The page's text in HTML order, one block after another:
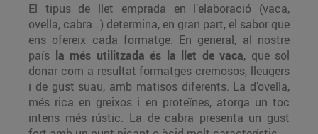
El tipus de llet emprada en l’elaboració (vaca,
ovella, cabra…) determina, en gran part, el sabor que
ens ofereix cada formatge. En general, al nostre
país la més utilitzada és la llet de vaca, que sol
donar com a resultat formatges cremosos, lleugers
i de gust suau, amb matisos diferents. La d’ovella,
més rica en greixos i en proteïnes, atorga un toc
intens més rústic. La de cabra presenta un gust